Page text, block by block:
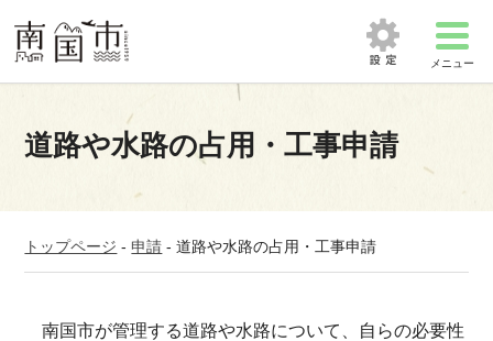
メニュー
道路や水路の占用・工事申請
トップページ -申請 -道路や水路の占用・工事申請
南国市が管理する道路や水路について、自らの必要性